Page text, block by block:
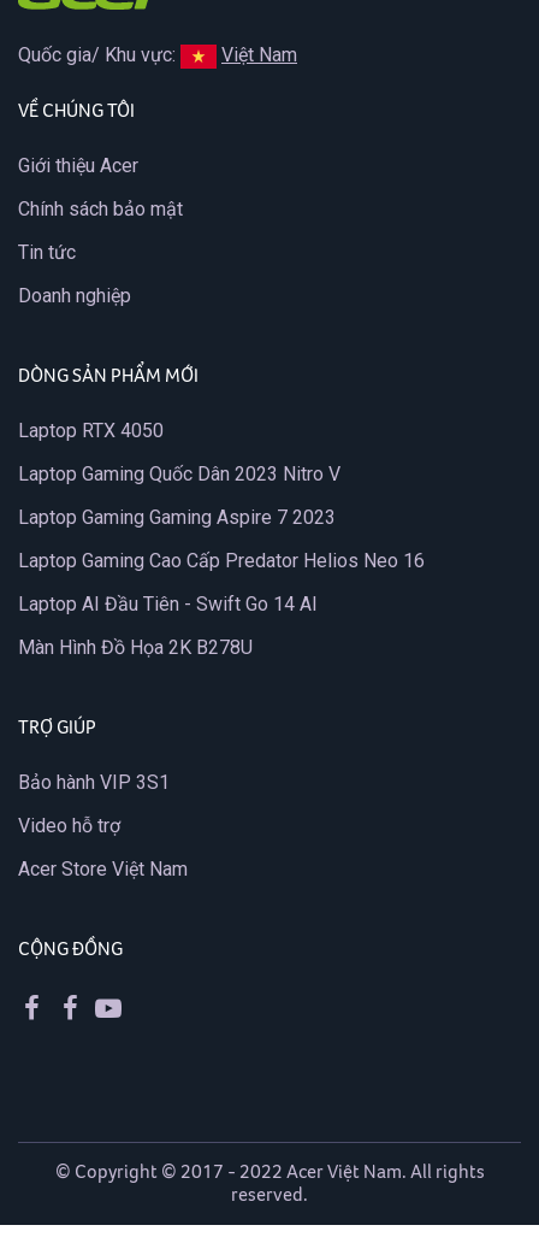
Quốc gia/ Khu vực: Việt Nam
VỀ CHÚNG TÔI
Giới thiệu Acer
Chính sách bảo mật
Tin tức
Doanh nghiệp
DÒNG SẢN PHẨM MỚI
Laptop RTX 4050
Laptop Gaming Quốc Dân 2023 Nitro V
Laptop Gaming Gaming Aspire 7 2023
Laptop Gaming Cao Cấp Predator Helios Neo 16
Laptop AI Đầu Tiên - Swift Go 14 AI
Màn Hình Đồ Họa 2K B278U
TRỢ GIÚP
Bảo hành VIP 3S1
Video hỗ trợ
Acer Store Việt Nam
CỘNG ĐỒNG
© Copyright © 2017 - 2022 Acer Việt Nam. All rights
reserved.